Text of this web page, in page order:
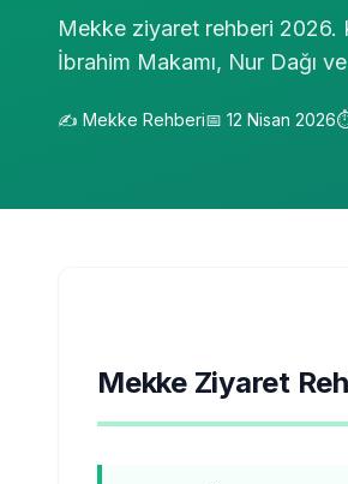
Mekke ziyaret rehberi 2026.
İbrahim Makamı, Nur Dağı
✍️ Mekke Rehberi📅 12 Nisan 2026
Mekke Ziyaret